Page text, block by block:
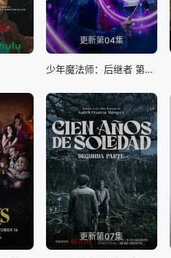
更新第04集
少年魔法师：后继者 第三季
更新第07集